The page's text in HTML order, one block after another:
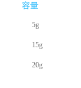
容量
5g
15g
20g